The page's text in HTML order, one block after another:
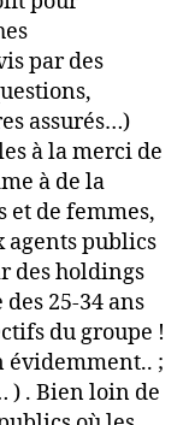
par des
assurés…)
à la merci de
à de la
et de femmes,
agents publics
des holdings
25-34 ans
du groupe !
évidemment.. ;
) . Bien loin de